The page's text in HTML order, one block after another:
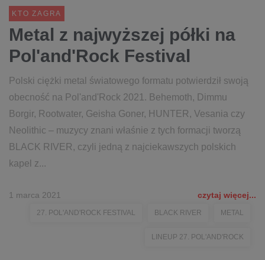
KTO ZAGRA
Metal z najwyższej półki na
Pol'and'Rock Festival
Polski ciężki metal światowego formatu potwierdził swoją
obecność na Pol'and'Rock 2021. Behemoth, Dimmu
Borgir, Rootwater, Geisha Goner, HUNTER, Vesania czy
Neolithic – muzycy znani właśnie z tych formacji tworzą
BLACK RIVER, czyli jedną z najciekawszych polskich
kapel z...
1 marca 2021 czytaj więcej...
27. POL'AND'ROCK FESTIVAL BLACK RIVER METAL
LINEUP 27. POL'AND'ROCK